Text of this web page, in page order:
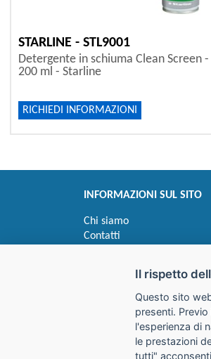
STARLINE - STL9001
Detergente in schiuma Clean
200 ml - Starline
RICHIEDI INFORMAZIONI
INFORMAZIONI SUL SITO
Chi siamo
Contatti
Impostazioni cookie
I prezzi indicati si intendono IVA
Il rispetto
Questo sito
presenti.
l'esperienza di
le prestazioni
tutti"